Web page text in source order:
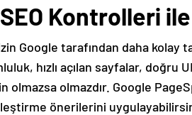
Kontrolleri
Google tarafından daha kolay
hızlı açılan sayfalar, doğru
olmazsa olmazdır. Google
önerilerini